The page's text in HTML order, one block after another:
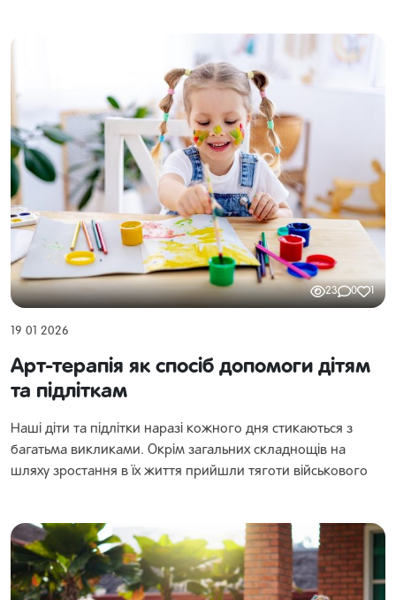
23 0 1
19 01 2026
Арт-терапія як спосіб допомоги дітям
та підліткам
Наші діти та підлітки наразі кожного дня стикаються з
багатьма викликами. Окрім загальних складнощів на
шляху зростання в їх життя прийшли тяготи військового
користуватися своїм правом звертатися по допомогу, а
також використовувати інструменти саморегуляції.